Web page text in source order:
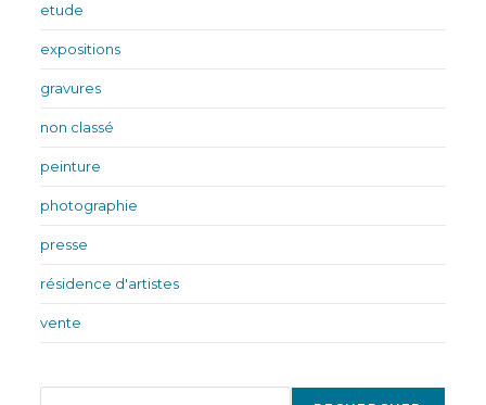
etude
expositions
gravures
non classé
peinture
photographie
presse
résidence d'artistes
vente